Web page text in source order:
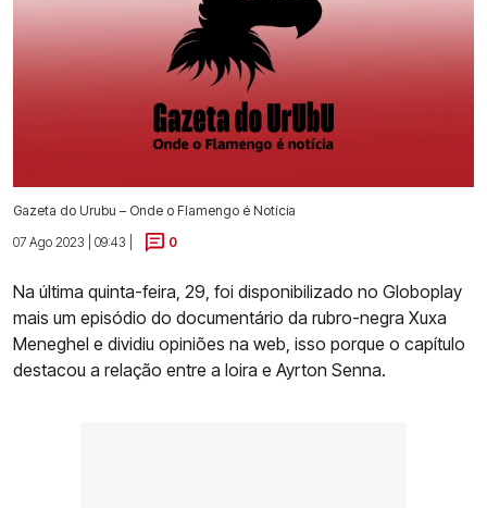
Gazeta do Urubu – Onde o Flamengo é Notícia
07 Ago 2023 | 09:43 |
0
Na última quinta-feira, 29, foi disponibilizado no Globoplay
mais um episódio do documentário da rubro-negra Xuxa
Meneghel e dividiu opiniões na web, isso porque o capítulo
destacou a relação entre a loira e Ayrton Senna.